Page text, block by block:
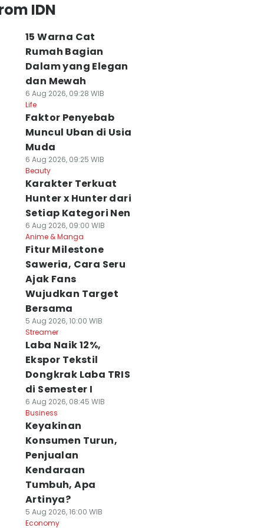
IDN
15 Warna Cat
Rumah Bagian
Dalam yang Elegan
dan Mewah
6 Aug 2026, 09:28 WIB
Life
Faktor Penyebab
Muncul Uban di Usia
Muda
6 Aug 2026, 09:25 WIB
Beauty
Karakter Terkuat
Hunter x Hunter dari
Setiap Kategori Nen
6 Aug 2026, 09:00 WIB
Anime & Manga
Fitur Milestone
Saweria, Cara Seru
Ajak Fans
Wujudkan Target
Bersama
5 Aug 2026, 10:00 WIB
Streamer
Laba Naik 12%,
Ekspor Tekstil
Dongkrak Laba TRIS
di Semester I
6 Aug 2026, 08:45 WIB
Business
Keyakinan
Konsumen Turun,
Penjualan
Kendaraan
Tumbuh, Apa
Artinya?
5 Aug 2026, 16:00 WIB
Economy